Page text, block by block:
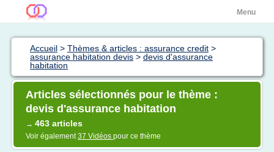
Menu
Accueil > Thèmes & articles : assurance credit >
assurance habitation devis > devis d'assurance
habitation
Articles sélectionnés pour le thème :
devis d'assurance habitation
→ 463 articles
Voir également37 Vidéos pour ce thème